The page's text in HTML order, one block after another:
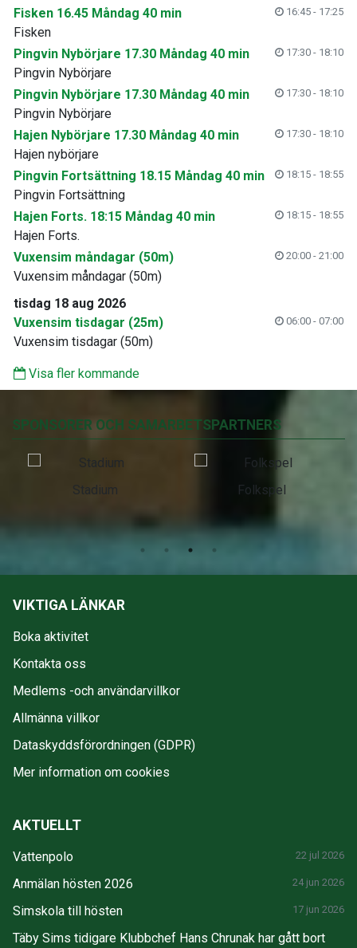
Fisken 16.45 Måndag 40 min
16:45 - 17:25
Fisken
Pingvin Nybörjare 17.30 Måndag 40 min
17:30 - 18:10
Pingvin Nybörjare
Pingvin Nybörjare 17.30 Måndag 40 min
17:30 - 18:10
Pingvin Nybörjare
Hajen Nybörjare 17.30 Måndag 40 min
17:30 - 18:10
Hajen nybörjare
Pingvin Fortsättning 18.15 Måndag 40 min
18:15 - 18:55
Pingvin Fortsättning
Hajen Forts. 18:15 Måndag 40 min
18:15 - 18:55
Hajen Forts.
Vuxensim måndagar (50m)
20:00 - 21:00
Vuxensim måndagar (50m)
tisdag 18 aug 2026
Vuxensim tisdagar (25m)
06:00 - 07:00
Vuxensim tisdagar (50m)
Visa fler kommande
SPONSORER OCH SAMARBETSPARTNERS
Stadium Folkspel
VIKTIGA LÄNKAR
Boka aktivitet
Kontakta oss
Medlems -och användarvillkor
Allmänna villkor
Dataskyddsförordningen (GDPR)
Mer information om cookies
AKTUELLT
Vattenpolo 22 jul 2026
Anmälan hösten 2026 24 jun 2026
Simskola till hösten 17 jun 2026
Täby Sims tidigare Klubbchef Hans Chrunak har gått bort